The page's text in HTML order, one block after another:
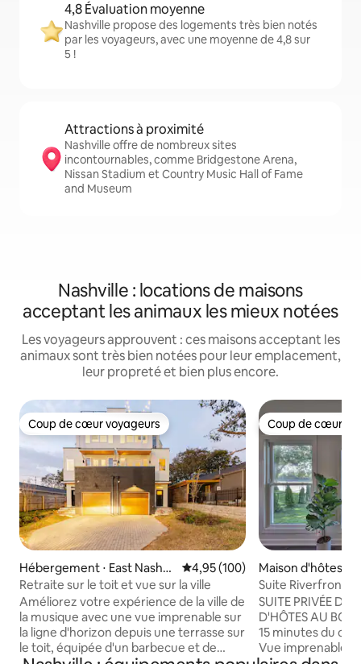
4,8 Évaluation moyenne
Nashville propose des logements très bien notés
par les voyageurs, avec une moyenne de 4,8 sur
5 !
Attractions à proximité
Nashville offre de nombreux sites
incontournables, comme Bridgestone Arena,
Nissan Stadium et Country Music Hall of Fame
and Museum
Nashville : locations de maisons
acceptant les animaux les mieux notées
Les voyageurs approuvent : ces maisons acceptant les
animaux sont très bien notées pour leur emplacement,
leur propreté et bien plus encore.
Coup de cœur voyageurs
Coup de cœur voyageurs
Hébergement ⋅ East Nashvil
le
Évaluation moyenne sur la
4,95 (100)
Retraite sur le toit et vue sur la ville
Améliorez votre expérience de la ville de
la musique avec une vue imprenable sur
la ligne d'horizon depuis une terrasse sur
le toit, équipée d'un barbecue et de
Coup de cœur
Coup de cœur
Maison d'hôtes ⋅
Suite Riverfront
15 minutes de
SUITE PRIVÉE
D'HÔTES AU
15 minutes du
Vue imprenable